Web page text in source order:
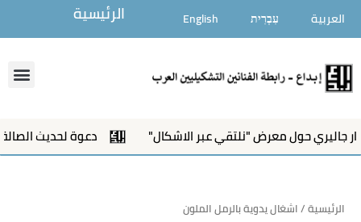
المحتوى
العربية עִבְרִית English الرئيسية
جاليري حول معرض "نلتقي عبر الاشكال" دعوة لحديث
الرئيسية/ اشغال يدوية بالرمل الملون